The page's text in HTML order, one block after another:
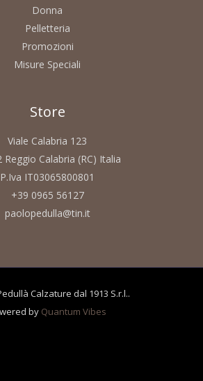
Donna
Pelletteria
Promozioni
Misure Speciali
Store
Viale Calabria 123
Reggio Calabria (RC) Italia
P.Iva IT03065800801
+39 0965 56127
paolopedulla@tin.it
Calzature dal 1913 S.r.l..
by Quantum Vibes